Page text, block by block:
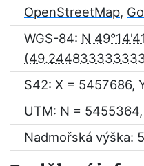
OpenStreetMap,
WGS-84: N
S42: X = 5457686,
UTM: N =
Nadmořská výška: